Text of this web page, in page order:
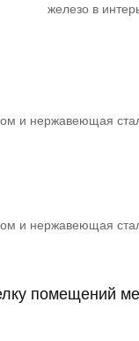
железо в
и нержавеющая
и нержавеющая
помещений